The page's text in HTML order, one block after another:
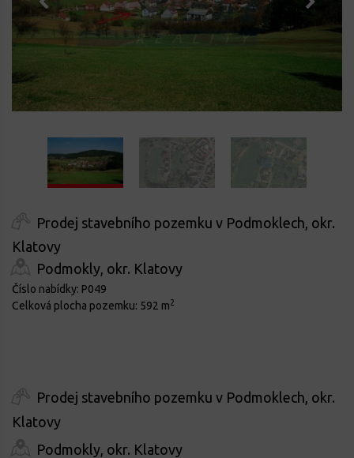
Prodej stavebního pozemku v Podmoklech, okr.
Klatovy
Podmokly, okr. Klatovy
Číslo nabídky: P049
Celková plocha pozemku: 592 m2
Prodej stavebního pozemku v Podmoklech, okr.
Klatovy
Podmokly, okr. Klatovy